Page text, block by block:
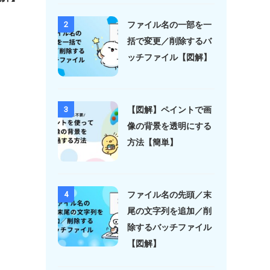
2
ファイル名の一部を一
括で変更／削除するバ
ッチファイル【図解】
3
【図解】ペイントで画
像の背景を透明にする
方法【簡単】
4
ファイル名の先頭／末
尾の文字列を追加／削
除するバッチファイル
【図解】